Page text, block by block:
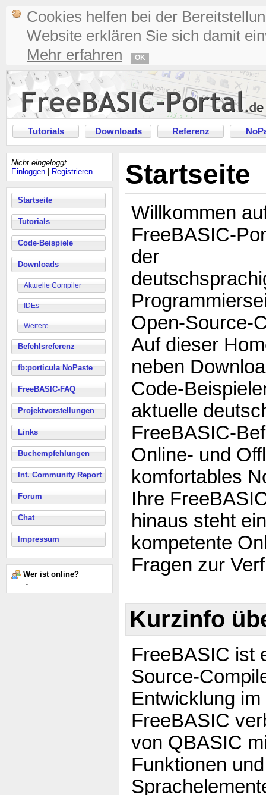
Cookies helfen bei der
Website erklären Sie sich damit
Mehr erfahren
OK
Tutorials Downloads Referenz
Nicht eingeloggt
Einloggen
Registrieren
Startseite
Tutorials
Code-Beispiele
Downloads
Aktuelle Compiler
IDEs
Weitere...
Befehlsreferenz
fb:porticula NoPaste
FreeBASIC-FAQ
Projektvorstellungen
Links
Buchempfehlungen
Int. Community Report
Forum
Chat
Impressum
Wer ist online?
-
Startseite
Willkommen
FreeBASIC-
der
Open-Source-
Auf dieser
neben
Code-
aktuelle
FreeBASIC-
Online- und
komfortables
Ihre
hinaus steht
kompetente
Fragen zur
Kurzinfo
FreeBASIC ist
Source-
Entwicklung
FreeBASIC
von QBASIC
Funktionen